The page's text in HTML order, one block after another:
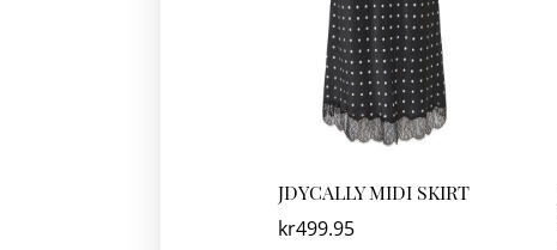
JDYCALLY MIDI SKIRT
kr499.95